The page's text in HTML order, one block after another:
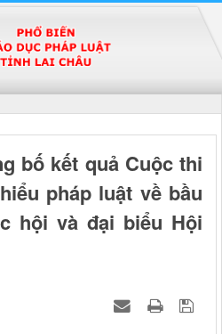
bố kết quả Cuộc thi
pháp luật về bầu
hội và đại biểu Hội